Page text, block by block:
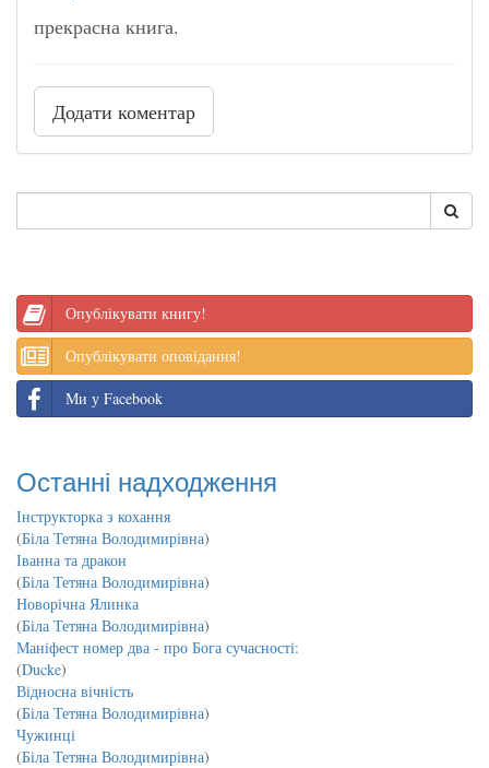
прекрасна книга.
Додати коментар
Опублікувати книгу!
Опублікувати оповідання!
Ми у Facebook
Останні надходження
Інструкторка з кохання
(Біла Тетяна Володимирівна)
Іванна та дракон
(Біла Тетяна Володимирівна)
Новорічна Ялинка
(Біла Тетяна Володимирівна)
Маніфест номер два - про Бога сучасності:
(Ducke)
Відносна вічність
(Біла Тетяна Володимирівна)
Чужинці
(Біла Тетяна Володимирівна)